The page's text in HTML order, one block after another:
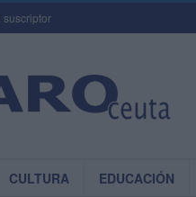
suscriptor
CULTURA EDUCACIÓN